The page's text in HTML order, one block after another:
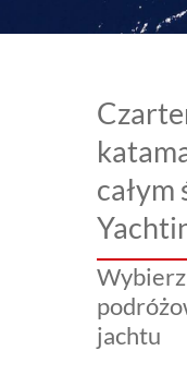
całym
jachtu